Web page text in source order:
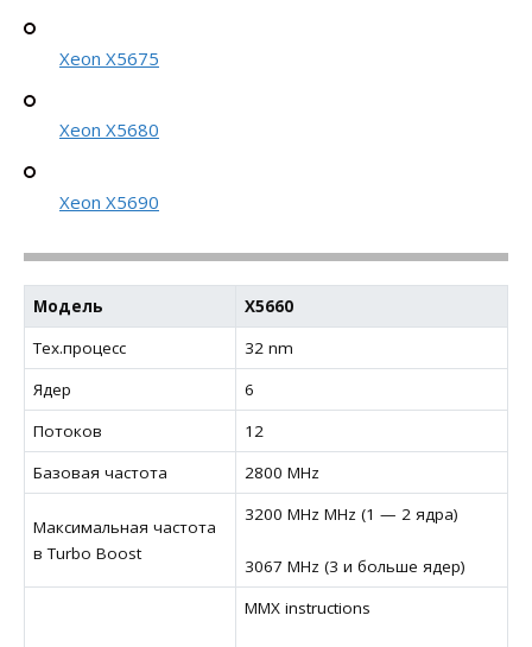
Xeon X5675
Xeon X5680
Xeon X5690
Модель
X5660
Тех.процесс
32 nm
Ядер
6
Потоков
12
Базовая частота
2800 MHz
Максимальная частота
в Turbo Boost
3200 MHz MHz (1 — 2 ядра)
3067 MHz (3 и больше ядер)
MMX instructions